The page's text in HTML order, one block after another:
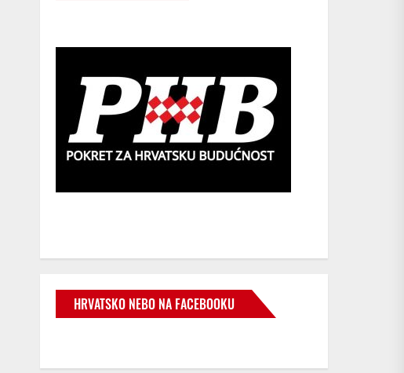
HRVATSKO NEBO NA FACEBOOKU